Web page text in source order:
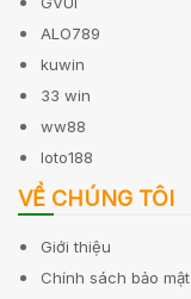
ALO789
kuwin
33 win
ww88
loto188
VỀ CHÚNG TÔI
Giới thiệu
Chính sách bảo mật